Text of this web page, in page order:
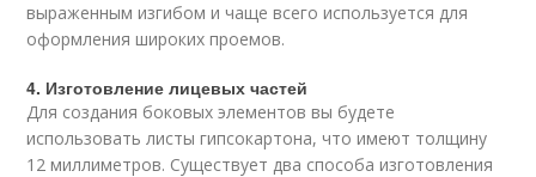
выраженным изгибом и чаще всего используется для
оформления широких проемов.
4. Изготовление лицевых частей
Для создания боковых элементов вы будете
использовать листы гипсокартона, что имеют толщину
12 миллиметров. Существует два способа изготовления